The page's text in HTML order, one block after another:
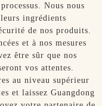
Nous nous
ingrédients
de nos produits.
et à nos mesures
être sûr que nos
vos attentes.
au niveau supérieur
et laissez Guangdong